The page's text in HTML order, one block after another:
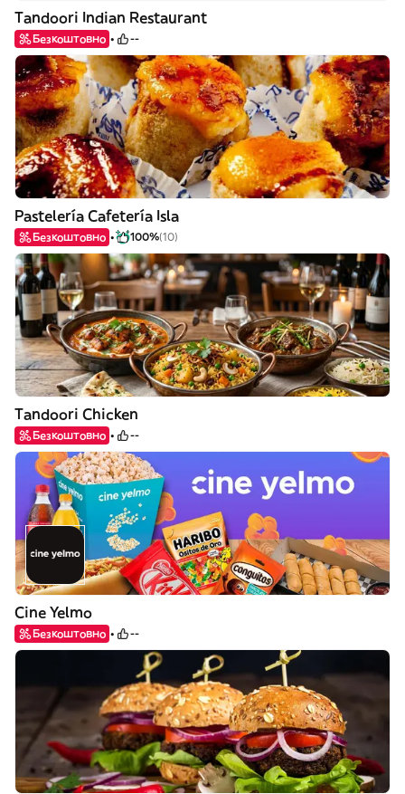
Tandoori Indian Restaurant
Безкоштовно --
Pastelería Cafetería Isla
Безкоштовно 100%(10)
Tandoori Chicken
Безкоштовно --
Cine Yelmo
Безкоштовно --